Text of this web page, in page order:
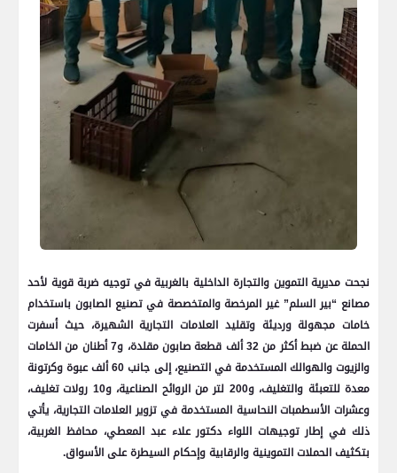
نجحت مديرية التموين والتجارة الداخلية بالغربية في توجيه ضربة قوية لأحد
مصانع “بير السلم” غير المرخصة والمتخصصة في تصنيع الصابون باستخدام
خامات مجهولة ورديئة وتقليد العلامات التجارية الشهيرة، حيث أسفرت
الحملة عن ضبط أكثر من 32 ألف قطعة صابون مقلدة، و7 أطنان من الخامات
والزيوت والهوالك المستخدمة في التصنيع، إلى جانب 60 ألف عبوة وكرتونة
معدة للتعبئة والتغليف، و200 لتر من الروائح الصناعية، و10 رولات تغليف،
وعشرات الأسطمبات النحاسية المستخدمة في تزوير العلامات التجارية، يأتي
ذلك في إطار توجيهات اللواء دكتور علاء عبد المعطي، محافظ الغربية،
بتكثيف الحملات التموينية والرقابية وإحكام السيطرة على الأسواق.